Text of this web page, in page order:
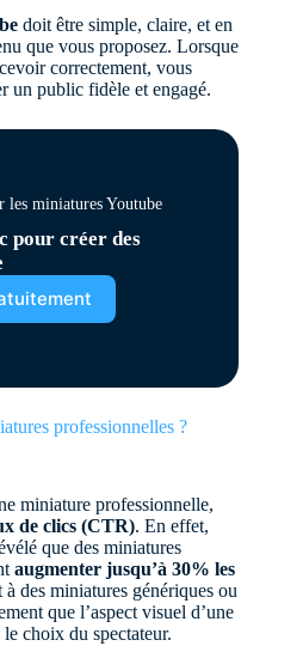
doit être simple, claire, et en
que vous proposez. Lorsque
correctement, vous
un public fidèle et engagé.
miniatures Youtube
pour créer des
professionnelles ?
miniature professionnelle,
de clics (CTR). En effet,
que des miniatures
augmenter jusqu’à 30% les
à des miniatures génériques ou
que l’aspect visuel d’une
choix du spectateur.